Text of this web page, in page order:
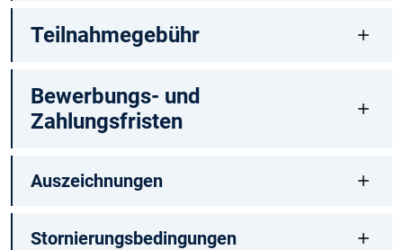
Teilnahmegebühr
Bewerbungs- und
Zahlungsfristen
Auszeichnungen
Stornierungsbedingungen